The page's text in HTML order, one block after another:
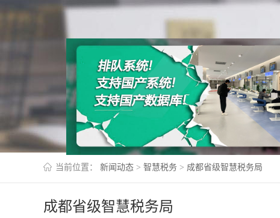
当前位置： 新闻动态 > 智慧税务 > 成都省级智慧税务局
成都省级智慧税务局